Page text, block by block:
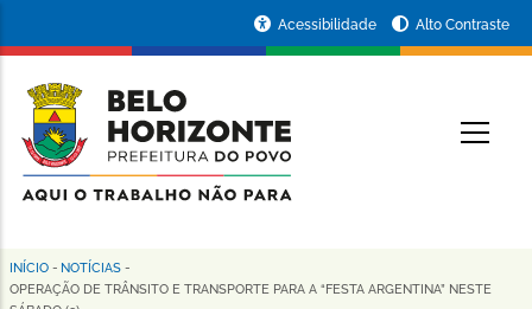
conteúdo
principal
da
Prefeitura
de
Horizonte
Acessibilidade Alto Contraste
Trilha
INÍCIO - NOTÍCIAS -
OPERAÇÃO DE TRÂNSITO E TRANSPORTE PARA A “FESTA ARGENTINA” NESTE